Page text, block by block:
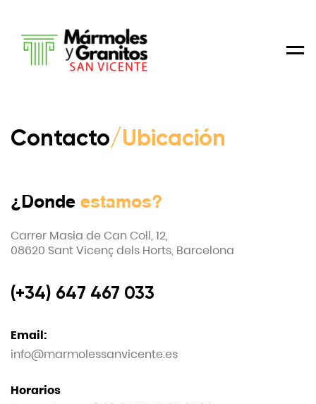
Contacto/Ubicación
¿Donde estamos?
Carrer Masia de Can Coll, 12,
08620 Sant Vicenç dels Horts, Barcelona
(+34) 647 467 033
Email:
info@marmolessanvicente.es
Horarios